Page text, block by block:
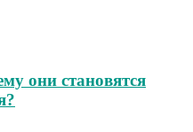
они становятся